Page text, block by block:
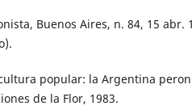
Buenos Aires, n. 84, 15 abr.
popular: la Argentina
de la Flor, 1983.